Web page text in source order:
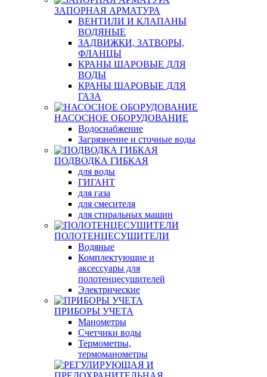
ЗАПОРНАЯ АРМАТУРА
ВЕНТИЛИ И КЛАПАНЫ
ВОДЯНЫЕ
ЗАДВИЖКИ, ЗАТВОРЫ,
ФЛАНЦЫ
КРАНЫ ШАРОВЫЕ ДЛЯ
ВОДЫ
КРАНЫ ШАРОВЫЕ ДЛЯ
ГАЗА
НАСОСНОЕ ОБОРУДОВАНИЕ
Водоснабжение
Загрязнение и сточные воды
ПОДВОДКА ГИБКАЯ
для воды
ГИГАНТ
для газа
для смесителя
для стиральных машин
ПОЛОТЕНЦЕСУШИТЕЛИ
Водяные
Комплектующие и
аксессуары для
полотенцесушителей
Электрические
ПРИБОРЫ УЧЕТА
Манометры
Счетчики воды
Термометры,
термоманометры